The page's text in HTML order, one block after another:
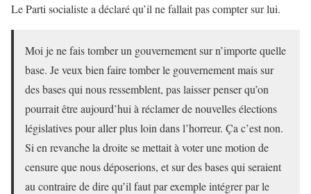
Le Parti socialiste a déclaré qu’il ne fallait pas compter sur lui.
Moi je ne fais tomber un gouvernement sur n’importe quelle
base. Je veux bien faire tomber le gouvernement mais sur
des bases qui nous ressemblent, pas laisser penser qu’on
pourrait être aujourd’hui à réclamer de nouvelles élections
législatives pour aller plus loin dans l’horreur. Ça c’est non.
Si en revanche la droite se mettait à voter une motion de
censure que nous déposerions, et sur des bases qui seraient
au contraire de dire qu’il faut par exemple intégrer par le